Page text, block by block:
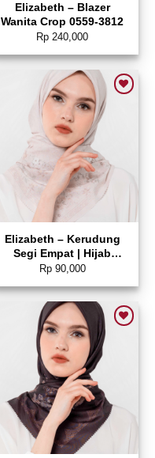
Elizabeth – Blazer
Wanita Crop 0559-3812
Rp 240,000
Add to wishlist
Elizabeth – Kerudung
Segi Empat | Hijab
Pattern 5180-0782
Rp90,000
Add to wishlist